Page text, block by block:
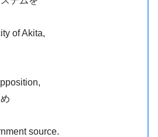
of Akita,
source.